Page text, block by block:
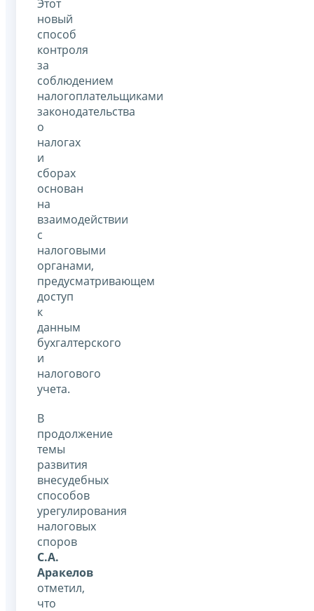
Этот
новый
способ
контроля
за
соблюдением
налогоплательщиками
законодательства
о
налогах
и
сборах
основан
на
взаимодействии
с
налоговыми
органами,
предусматривающем
доступ
к
данным
бухгалтерского
и
налогового
учета.
В
продолжение
темы
развития
внесудебных
способов
урегулирования
налоговых
споров
С.А.
Аракелов
отметил,
что